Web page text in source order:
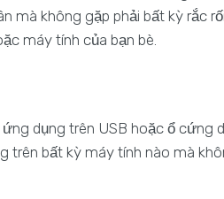
mà không gặp phải bất kỳ rắc
máy tính của bạn bè.
dụng trên USB hoặc ổ cứng
trên bất kỳ máy tính nào mà